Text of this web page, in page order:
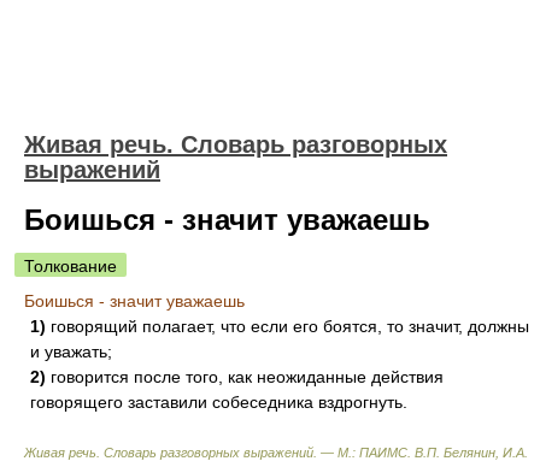
Живая речь. Словарь разговорных
выражений
Боишься - значит уважаешь
Толкование
Боишься - значит уважаешь
1) говорящий полагает, что если его боятся, то значит, должны
и уважать;
2) говорится после того, как неожиданные действия
говорящего заставили собеседника вздрогнуть.
Живая речь. Словарь разговорных выражений. — М.: ПАИМС В.П. Белянин, И.А.